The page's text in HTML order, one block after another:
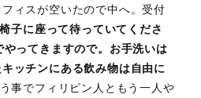
ィスが空いたので中へ。受付
子に座って待っていてくださ
ってきますので。お手洗いは
ッチンにある飲み物は自由に
事でフィリピン人ともう一人や